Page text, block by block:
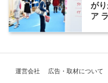
が
ア
運営会社 広告・取材について